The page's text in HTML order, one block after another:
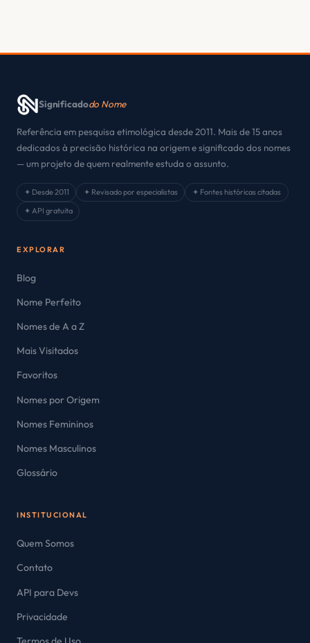
Significadodo Nome
Referência em pesquisa etimológica desde 2011. Mais de 15 anos
dedicados à precisão histórica na origem e significado dos nomes
— um projeto de quem realmente estuda o assunto.
✦ Desde 2011 ✦ Revisado por especialistas
✦ Fontes históricas citadas
✦ API gratuita
EXPLORAR
Blog
Nome Perfeito
Nomes de A a Z
Mais Visitados
Favoritos
Nomes por Origem
Nomes Femininos
Nomes Masculinos
Glossário
INSTITUCIONAL
Quem Somos
Contato
API para Devs
Privacidade